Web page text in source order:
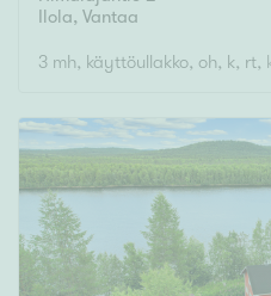
Ilola, Vantaa
3 mh, käyttöullakko, oh, k, rt,